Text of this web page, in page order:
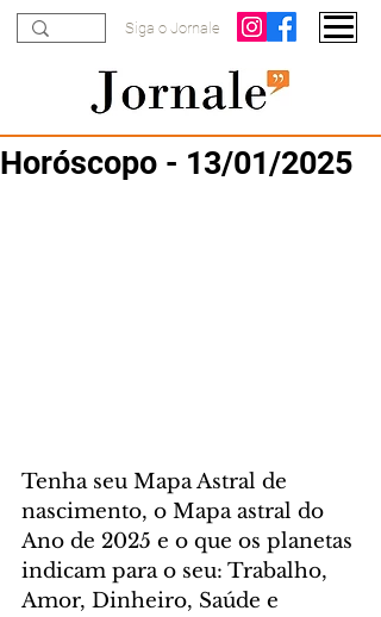
Siga o Jornale
Horóscopo - 13/01/2025
Tenha seu Mapa Astral de
nascimento, o Mapa astral do
Ano de 2025 e o que os planetas
indicam para o seu: Trabalho,
Amor, Dinheiro, Saúde e